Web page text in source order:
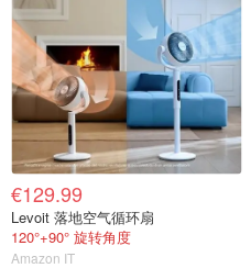
€129.99
Levoit 落地空气循环扇
120°+90° 旋转角度
Amazon IT